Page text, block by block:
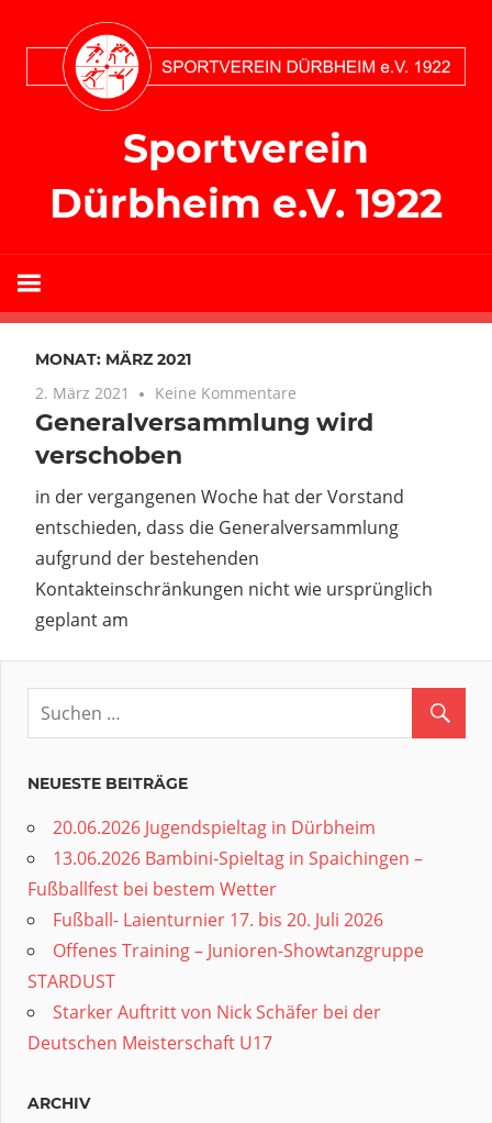
Inhalt
springen
Sportverein
Dürbheim e.V. 1922
MONAT: MÄRZ 2021
2. März 2021 Keine Kommentare
Generalversammlung wird
verschoben
in der vergangenen Woche hat der Vorstand
entschieden, dass die Generalversammlung
aufgrund der bestehenden
Kontakteinschränkungen nicht wie ursprünglich
geplant am
NEUESTE BEITRÄGE
20.06.2026 Jugendspieltag in Dürbheim
13.06.2026 Bambini-Spieltag in Spaichingen –
Fußballfest bei bestem Wetter
Fußball- Laienturnier 17. bis 20. Juli 2026
Offenes Training – Junioren-Showtanzgruppe
STARDUST
Starker Auftritt von Nick Schäfer bei der
Deutschen Meisterschaft U17
ARCHIV